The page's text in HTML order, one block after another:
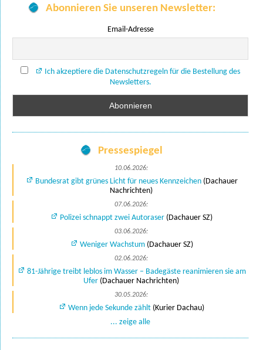
Abonnieren Sie unseren Newsletter:
Email-Adresse
Ich akzeptiere die Datenschutzregeln für die Bestellung des
Newsletters.
Pressespiegel
10.06.2026:
Bundesrat gibt grünes Licht für neues Kennzeichen(Dachauer
Nachrichten)
07.06.2026:
Polizei schnappt zwei Autoraser (Dachauer SZ)
03.06.2026:
Weniger Wachstum(Dachauer SZ)
02.06.2026:
81-Jährige treibt leblos im Wasser – Badegäste reanimieren sie am
Ufer(Dachauer Nachrichten)
30.05.2026:
Wenn jede Sekunde zählt (Kurier Dachau)
... zeige alle